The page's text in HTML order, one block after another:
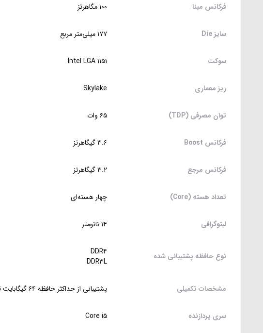
فرکانس مبنا ۱۰۰ مگاهرتز
سایز Die ۱۷۷ میلی‌متر مربع
سوکت Intel LGA ۱۱۵۱
ریز معماری Skylake
توان مصرفی (TDP) ۶۵ وات
فرکانس Boost ۳.۶ گیگاهرتز
فرکانس مرجع ۳.۲ گیگاهرتز
تعداد هسته (Core) چهار هسته‌ای
لیتوگرافی ۱۴ نانومتر
نوع حافظه پشتیبانی شده
DDR۴
DDR۳L
مشخصات تکمیلی پشتیبانی از حداکثر حافظه ۶۴ گیگابایت قابلیت پشتیبانی از DirectX ۱۲ و OpenGL ۴.۴ پشتیبانی از خروجی‌های تصویر eDP / DP / HDMI / DVI / VGA
سری پردازنده Core i۵